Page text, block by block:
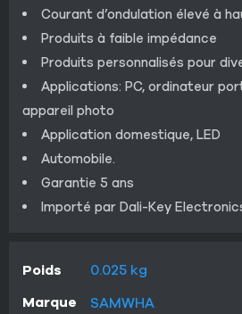
Courant d’ondulation élevé à
Produits à faible impédance
Produits personnalisés pour
Applications: PC, ordinateur
appareil photo
Application domestique, LED
Automobile.
Garantie 5 ans
Importé par Dali-Key
Poids
0.025 kg
Marque
SAMWHA